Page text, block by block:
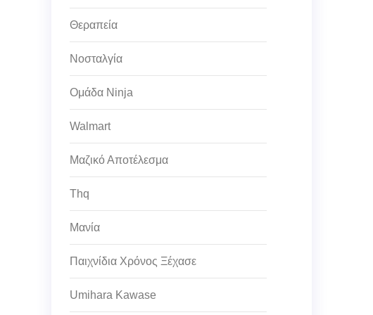
Θεραπεία
Νοσταλγία
Ομάδα Ninja
Walmart
Μαζικό Αποτέλεσμα
Thq
Μανία
Παιχνίδια Χρόνος Ξέχασε
Umihara Kawase